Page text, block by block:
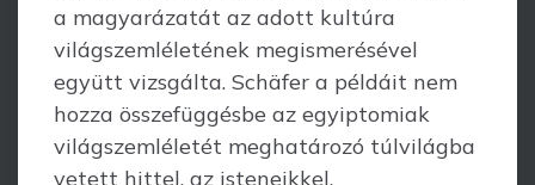
a magyarázatát az adott kultúra
világszem­léletének megismerésével
együtt vizsgálta. Schäfer a példáit nem
hozza összefüggésbe az egyiptomiak
világszemléletét meghatározó túlvilágba
vetett hittel, az isteneikkel.